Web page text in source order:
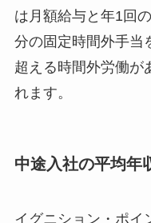
は月額給与と年1回
分の固定時間外手当
超える時間外労働が
れます。
中途入社の平均年
イグニション・ポイ